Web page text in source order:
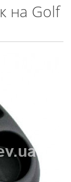
на Golf